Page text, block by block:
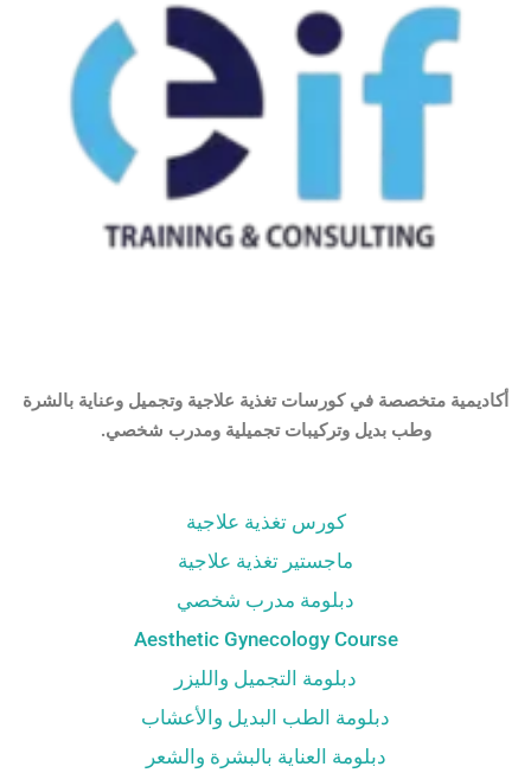
أكاديمية متخصصة في كورسات تغذية علاجية وتجميل وعناية بالشرة
وطب بديل وتركيبات تجميلية ومدرب شخصي.
كورس تغذية علاجية
ماجستير تغذية علاجية
دبلومة مدرب شخصي
Aesthetic Gynecology Course
دبلومة التجميل والليزر
دبلومة الطب البديل والأعشاب
دبلومة العناية بالبشرة والشعر